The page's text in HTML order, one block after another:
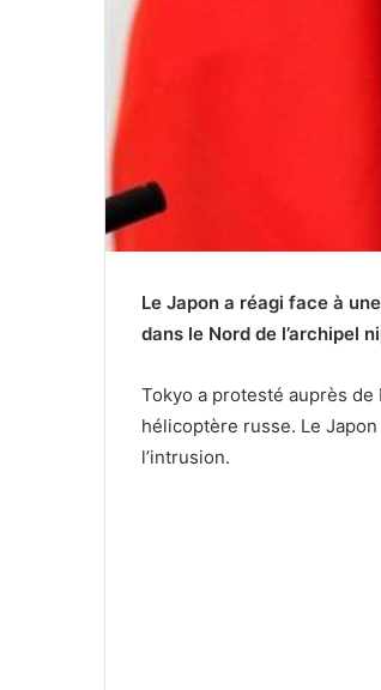
Le Japon a réagi face à
dans le Nord de l’archipel
Tokyo a protesté auprès de
hélicoptère russe. Le
l’intrusion.